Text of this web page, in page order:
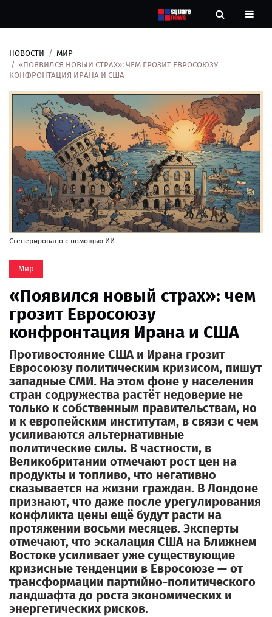
Новости
Рубрики
Контакты
О
нас
НОВОСТИ
МИР
«ПОЯВИЛСЯ НОВЫЙ СТРАХ»: ЧЕМ ГРОЗИТ ЕВРОСОЮЗУ
КОНФРОНТАЦИЯ ИРАНА И США
Сгенерировано с помощью ИИ
Мир
«Появился новый страх»: чем
грозит Евросоюзу
конфронтация Ирана и США
Противостояние США и Ирана грозит
Евросоюзу политическим кризисом, пишут
западные СМИ. На этом фоне у населения
стран содружества растёт недоверие не
только к собственным правительствам, но
и к европейским институтам, в связи с чем
усиливаются альтернативные
политические силы. В частности, в
Великобритании отмечают рост цен на
продукты и топливо, что негативно
сказывается на жизни граждан. В Лондоне
признают, что даже после урегулирования
конфликта цены ещё будут расти на
протяжении восьми месяцев. Эксперты
отмечают, что эскалация США на Ближнем
Востоке усиливает уже существующие
кризисные тенденции в Евросоюзе — от
трансформации партийно-политического
ландшафта до роста экономических и
энергетических рисков.